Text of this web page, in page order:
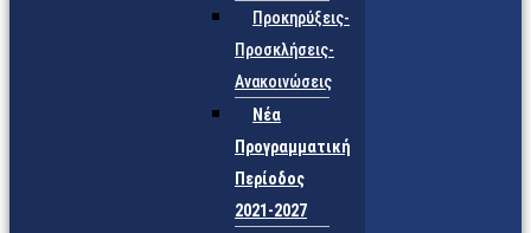
Προκηρύξεις-
Προσκλήσεις-
Ανακοινώσεις
Νέα
Προγραμματική
Περίοδος
2021-2027